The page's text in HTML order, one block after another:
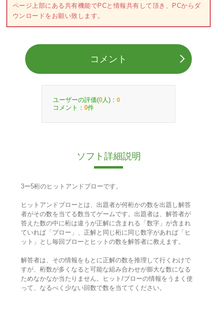
ページ上部にある共有機能でPCと情報共有して頂き、PCからダ
ウンロードをお願い致します。
コメント
ユーザーの評価(0 人)： 0
コメント： 0件
ソフト詳細説明
3ー5桁のヒットアンドブローです。
ヒットアンドブローとは、出題者が何桁かの数を出題し解答
者がその数を当てる数当てゲームです。出題者は、解答者が
答えた数の中に桁は違うが正解に含まれる「数字」が含まれ
ていれば「ブロー」、正解と同じ桁に同じ数字があれば「ヒ
ット」とし毎回ブローとヒットの数を解答者に教えます。
解答者は、その情報をもとに正解の数を推理して行くわけで
すが、桁数が多くなると可能な組み合わせが膨大な数になる
ためなかなか当たりません。ヒット/ブローの情報をうまく使
って、なるべく少ない回数で数を当ててください。